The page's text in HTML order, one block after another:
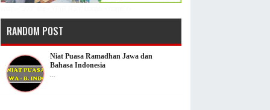
RANDOM POST
Niat Puasa Ramadhan Jawa dan
Bahasa Indonesia